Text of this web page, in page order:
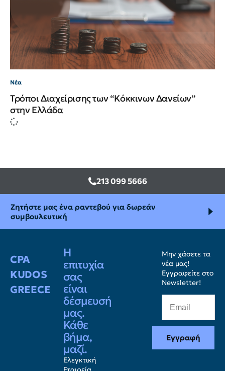
Νέα
Τρόποι Διαχείρισης των “Κόκκινων Δανείων”
στην Ελλάδα
213 099 5666
Ζητήστε μας ένα ραντεβού για δωρεάν
συμβουλευτική
CPA
KUDOS
GREECE
Η
επιτυχία
σας
είναι
δέσμευσή
μας.
Κάθε
βήμα,
μαζί.
Ελεγκτική
Μην χάσετε τα
νέα μας!
Εγγραφείτε στο
Newsletter!
Εγγραφή